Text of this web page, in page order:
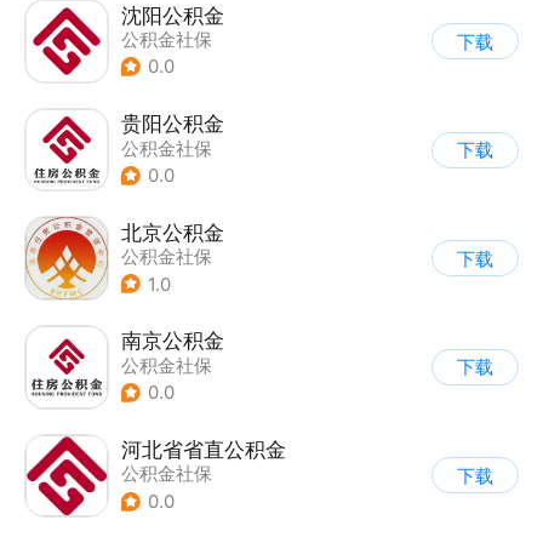
沈阳公积金
公积金社保
0.0
下载
贵阳公积金
公积金社保
0.0
下载
北京公积金
公积金社保
1.0
下载
南京公积金
公积金社保
0.0
下载
河北省省直公积金
公积金社保
0.0
下载